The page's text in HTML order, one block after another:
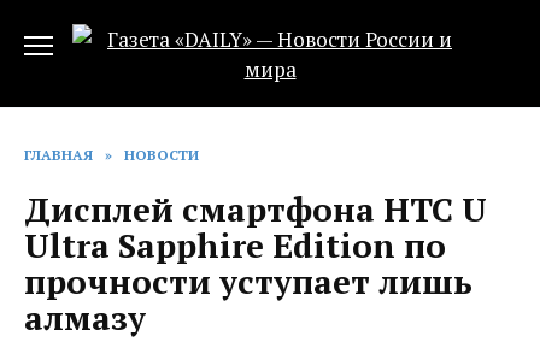
ГЛАВНАЯ » НОВОСТИ
Дисплей смартфона HTC U
Ultra Sapphire Edition по
прочности уступает лишь
алмазу